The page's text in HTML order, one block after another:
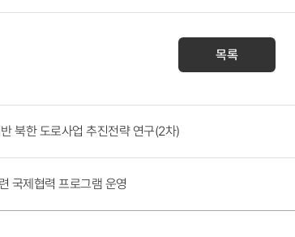
목록
북한 도로사업 추진전략 연구(2차)
국제협력 프로그램 운영